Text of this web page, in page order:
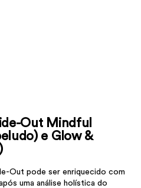
Out Mindful
e Glow &
Out pode ser enriquecido com
uma análise holística do